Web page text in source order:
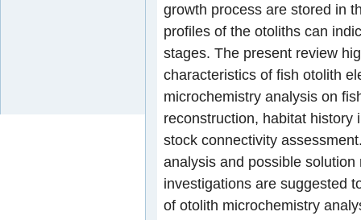
growth process are stored in
profiles of the otoliths can
stages. The present review
characteristics of fish otolith
microchemistry analysis on
reconstruction, habitat history
stock connectivity
analysis and possible
investigations are suggested
of otolith microchemistry